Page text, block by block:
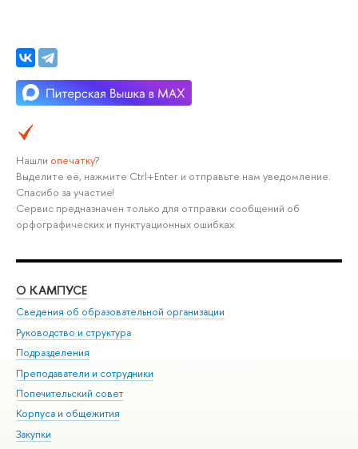
Нашли опечатку?
Выделите её, нажмите Ctrl+Enter и отправьте нам уведомление.
Спасибо за участие!
Сервис предназначен только для отправки сообщений об
орфографических и пунктуационных ошибках.
О КАМПУСЕ
Сведения об образовательной организации
Руководство и структура
Подразделения
Преподаватели и сотрудники
Попечительский совет
Корпуса и общежития
Закупки